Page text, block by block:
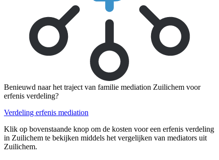
Benieuwd naar het traject van familie mediation Zuilichem voor
erfenis verdeling?
Verdeling erfenis mediation
Klik op bovenstaande knop om de kosten voor een erfenis verdeling
in Zuilichem te bekijken middels het vergelijken van mediators uit
Zuilichem.